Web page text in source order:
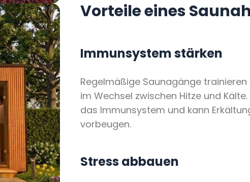
Vorteile eines
Immunsystem stärken
Regelmäßige Saunagänge trainieren
im Wechsel zwischen Hitze und
das Immunsystem und kann
vorbeugen.
Stress abbauen